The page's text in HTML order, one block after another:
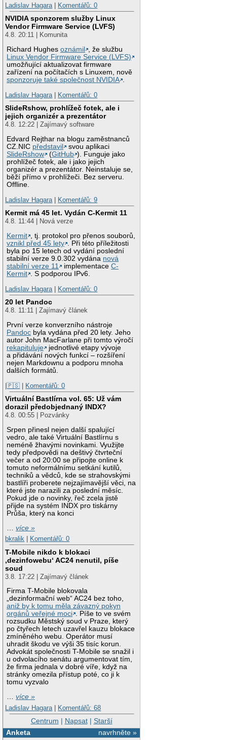
Ladislav Hagara
Komentářů: 0
NVIDIA sponzorem služby Linux
Vendor Firmware Service (LVFS)
4.8. 20:11 | Komunita
Richard Hughesoznámil
, že službu
Linux Vendor Firmware Service (LVFS)
umožňující aktualizovat firmware
zařízení na počítačích s Linuxem, nově
sponzoruje také společnost NVIDIA .
Ladislav Hagara | Komentářů: 0
SlideRshow, prohlížeč fotek, ale i
jejich organizér a prezentátor
4.8. 12:22 | Zajímavý software
Edvard Rejthar na blogu zaměstnanců
CZ.NIC představil
svou aplikaci
SlideRshow
(GitHub ). Funguje jako
prohlížeč fotek, ale i jako jejich
organizér a prezentátor. Neinstaluje se,
běží přímo v prohlížeči. Bez serveru.
Offline.
Ladislav Hagara | Komentářů: 9
Kermit má 45 let. Vydán C-Kermit 11
4.8. 11:44 | Nová verze
Kermit , tj. protokol pro přenos souborů,
vznikl před 45 lety . Při této příležitosti
byla po 15 letech od vydání poslední
stabilní verze 9.0.302 vydána nová
stabilní verze 11
implementaceC-
Kermit . S podporou IPv6.
Ladislav Hagara | Komentářů: 0
20 let Pandoc
4.8. 11:11 | Zajímavý článek
První verze konverzního nástroje
Pandoc byla vydána před 20 lety. Jeho
autor John MacFarlane při tomto výročí
rekapituluje
jednotlivé etapy vývoje
a přidávání nových funkcí – rozšíření
nejen Markdownu a podporu mnoha
dalších formátů.
|🇵🇸 | Komentářů: 0
Virtuální Bastlírna vol. 65: Už vám
dorazil předobjednaný INDX?
4.8. 00:55 | Pozvánky
Srpen přinesl nejen další spalující
vedro, ale také Virtuální Bastlírnu s
neméně žhavými novinkami. Využijte
tedy předpovědi na deštivý čtvrteční
večer a od 20:00 se připojte online k
tomuto neformálnímu setkání kutilů,
techniků a vědců, kde se strahovskými
bastlíři proberete nejzajímavější věci, na
které jste narazili za poslední měsíc.
Pokud jde o novinky, řeč zcela jistě
přijde na systém INDX pro tiskárny
Průša, který na konci
…více »
bkralik
Komentářů: 0
T-Mobile nikdo k blokaci
‚dezinfowebu‘ AC24 nenutil, píše
soud
3.8. 17:22 | Zajímavý článek
Firma T-Mobile blokovala
„dezinformační web“ AC24 bez toho,
aniž by k tomu měla závazný pokyn
orgánů veřejné moci . Píše to ve svém
rozsudku Městský soud v Praze, který
po čtyřech letech uzavřel kauzu blokace
zmíněného webu. Operátor musí
uhradit škodu ve výši 35 tisíc korun.
Advokát společnosti T-Mobile se snažil i
u odvolacího senátu argumentovat tím,
že firma jednala v dobré víře, když na
stránky omezila přístup poté, co ji k
tomu vyzvalo
…více »
Ladislav Hagara | Komentářů: 68
Centrum | Napsat| Starší
navrhněte »
Anketa